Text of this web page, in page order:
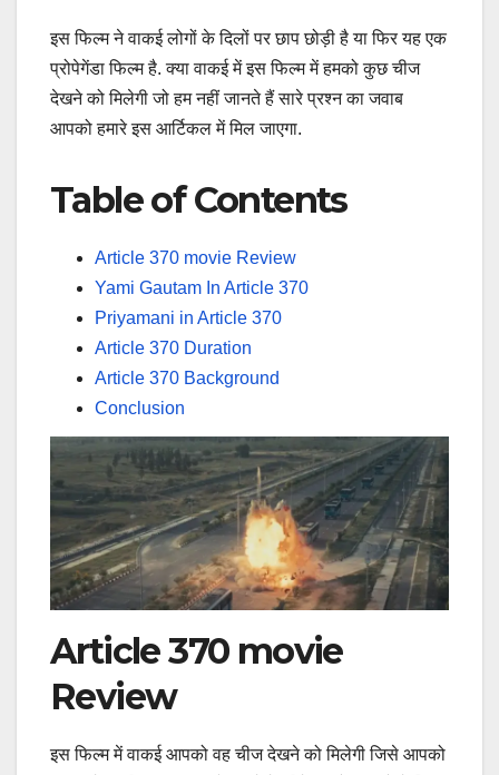
इस फिल्म ने वाकई लोगों के दिलों पर छाप छोड़ी है या फिर यह एक
प्रोपेगेंडा फिल्म है. क्या वाकई में इस फिल्म में हमको कुछ चीज
देखने को मिलेगी जो हम नहीं जानते हैं सारे प्रश्न का जवाब
आपको हमारे इस आर्टिकल में मिल जाएगा.
Table of Contents
Article 370 movie Review
Yami Gautam In Article 370
Priyamani in Article 370
Article 370 Duration
Article 370 Background
Conclusion
Article 370 movie
Review
इस फिल्म में वाकई आपको वह चीज देखने को मिलेगी जिसे आपको